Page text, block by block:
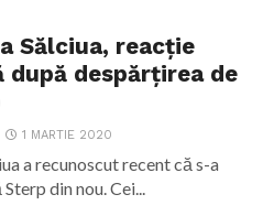
Sălciua, reacție
după despărțirea de
1 MARTIE 2020
a recunoscut recent că s-a
din nou. Cei...